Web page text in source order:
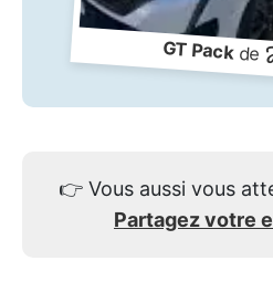
GT Packde
👉Vous aussi vous
Partagez votre